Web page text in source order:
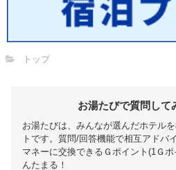
トップ
お湯たびで質問して
お湯たびは、みんなが選んだホテル
トです。質問/回答機能で相互アドバ
マネーに交換できるＧポイント(1Ｇ
んたまる！